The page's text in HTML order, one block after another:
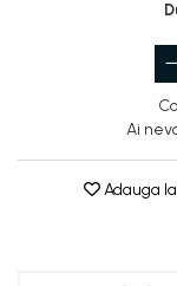
Ai
Adauga